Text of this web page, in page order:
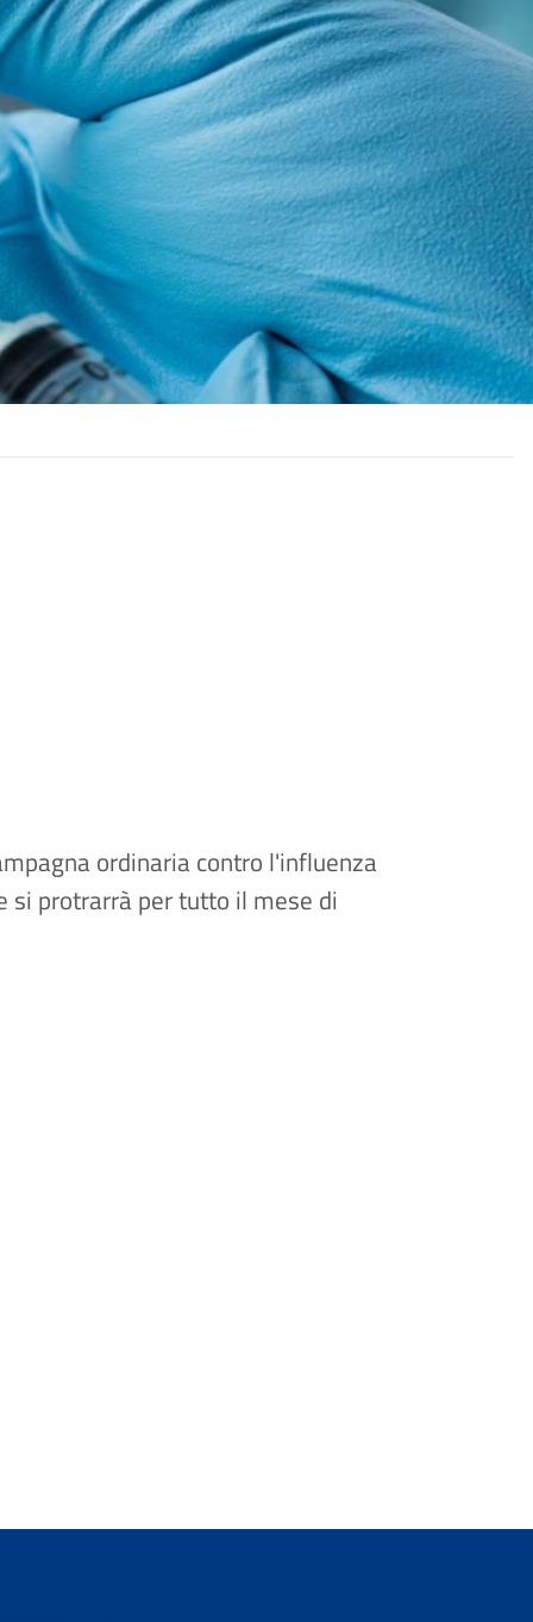
ordinaria contro l'influenza
si protrarrà per tutto il mese di